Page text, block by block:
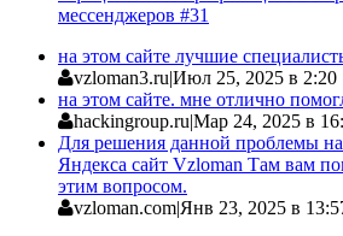
мессенджеров #31
на этом сайте лучшие
vzloman3.ru|Июл 25, 2025 в 2:20
на этом сайте. мне отлично
hackingroup.ru|Мар 24, 2025 в
Для решения данной проблемы
Яндекса сайт Vzloman Там вам
этим вопросом.
vzloman.com|Янв 23, 2025 в